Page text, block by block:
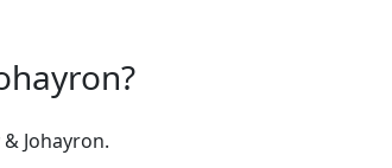
Johayron.